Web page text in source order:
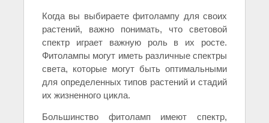
Когда вы выбираете фитолампу для своих
растений, важно понимать, что световой
спектр играет важную роль в их росте.
Фитолампы могут иметь различные спектры
света, которые могут быть оптимальными
для определенных типов растений и стадий
их жизненного цикла.
Большинство фитоламп имеют спектр,